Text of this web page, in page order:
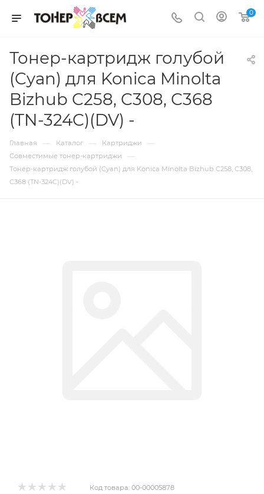
0
Тонер-картридж голубой
(Cyan) для Konica Minolta
Bizhub C258, C308, C368
(TN-324C)(DV) -
Главная — Каталог — Картриджи —
Совместимые тонер-картриджи —
Тонер-картридж голубой (Cyan) для Konica Minolta Bizhub C258, C308,
C368 (TN-324C)(DV) -
Код товара: 00-00005878